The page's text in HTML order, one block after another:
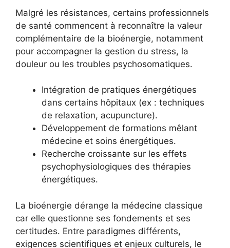
Malgré les résistances, certains professionnels
de santé commencent à reconnaître la valeur
complémentaire de la bioénergie, notamment
pour accompagner la gestion du stress, la
douleur ou les troubles psychosomatiques.
Intégration de pratiques énergétiques
dans certains hôpitaux (ex : techniques
de relaxation, acupuncture).
Développement de formations mêlant
médecine et soins énergétiques.
Recherche croissante sur les effets
psychophysiologiques des thérapies
énergétiques.
La bioénergie dérange la médecine classique
car elle questionne ses fondements et ses
certitudes. Entre paradigmes différents,
exigences scientifiques et enjeux culturels, le